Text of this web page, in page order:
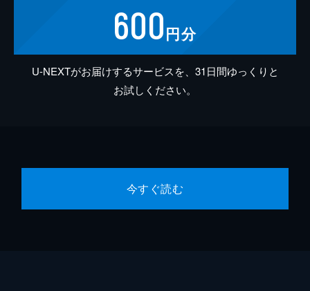
600円分
U-NEXTがお届けするサービスを、31日間ゆっくりと
お試しください。
今すぐ読む